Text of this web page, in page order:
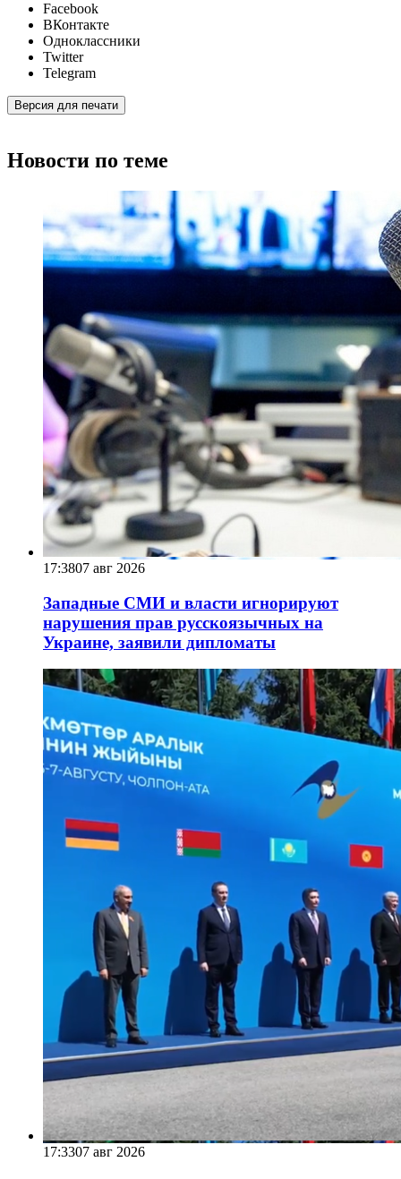
Facebook
ВКонтакте
Одноклассники
Twitter
Telegram
Версия для печати
Новости по теме
17:3807 авг 2026
Западные СМИ и власти игнорируют
нарушения прав русскоязычных на
Украине, заявили дипломаты
17:3307 авг 2026